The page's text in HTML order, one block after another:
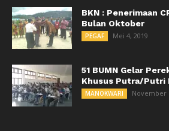
BKN : Penerimaan
Bulan Oktober
PEGAF Mei 4, 2019
51 BUMN Gelar
Khusus Putra/Putri
MANOKWARI November